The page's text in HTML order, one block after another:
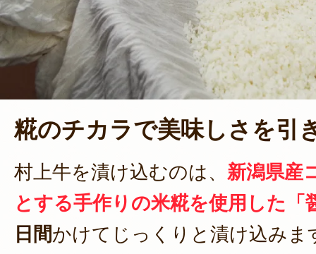
糀のチカラで美味しさを引
村上牛を漬け込むのは、 新潟県産
とする手作りの米糀を使用した「
日間かけてじっくりと漬け込みま